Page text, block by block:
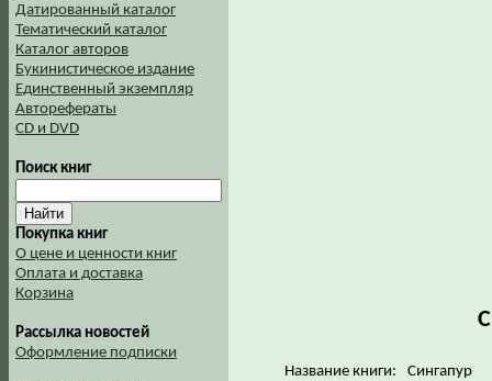
Датированный каталог
Тематический каталог
Каталог авторов
Букинистическое издание
Единственный экземпляр
Авторефераты
CD и DVD
Поиск книг
Покупка книг
О цене и ценности книг
Оплата и доставка
Корзина
Рассылка новостей
Оформление подписки
Название книги:
Сингапур